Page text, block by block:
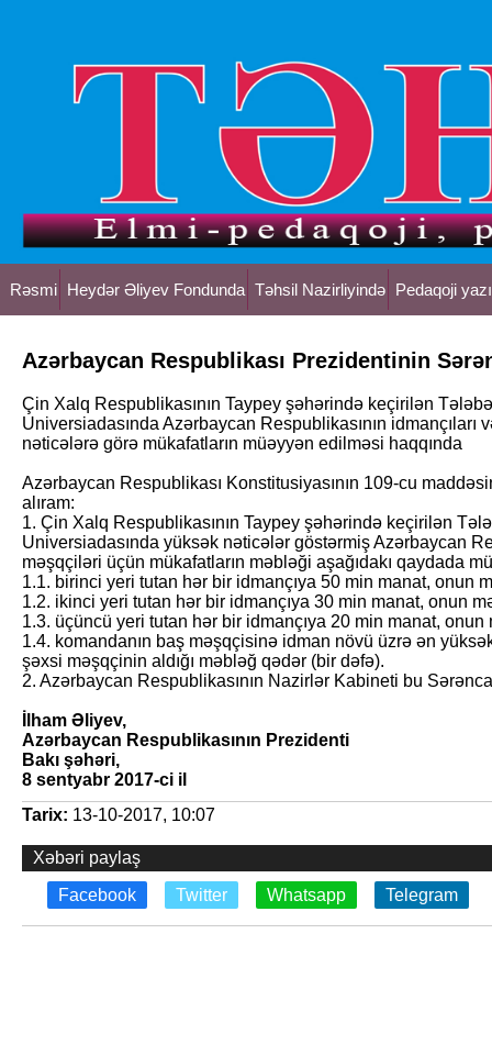
Rəsmi Heydər Əliyev Fondunda Təhsil Nazirliyində Pedaqoji
Azərbaycan Respublikası Prezidentinin
Çin Xalq Respublikasının Taypey şəhərində keçirilən
Universiadasında Azərbaycan Respublikasının idmançıları
nəticələrə görə mükafatların müəyyən edilməsi haqqında
Azərbaycan Respublikası Konstitusiyasının 109-cu
alıram:
1. Çin Xalq Respublikasının Taypey şəhərində keçirilən
Universiadasında yüksək nəticələr göstərmiş Azərbaycan
məşqçiləri üçün mükafatların məbləği aşağıdakı qaydada
1.1. birinci yeri tutan hər bir idmançıya 50 min manat, onun
1.2. ikinci yeri tutan hər bir idmançıya 30 min manat, onun
1.3. üçüncü yeri tutan hər bir idmançıya 20 min manat,
1.4. komandanın baş məşqçisinə idman növü üzrə ən
şəxsi məşqçinin aldığı məbləğ qədər (bir dəfə).
2. Azərbaycan Respublikasının Nazirlər Kabineti bu
İlham Əliyev,
Azərbaycan Respublikasının Prezidenti
Bakı şəhəri,
8 sentyabr 2017-ci il
Tarix: 13-10-2017, 10:07
Xəbəri paylaş
Facebook
Twitter Whatsapp Telegram